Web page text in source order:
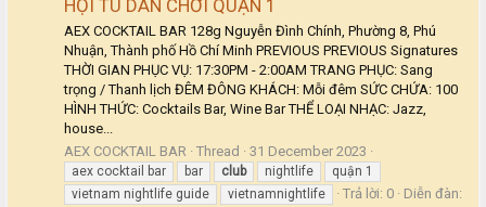
HỘI TU DÂN CHƠI QUẬN 1
AEX COCKTAIL BAR 128g Nguyễn Đình Chính, Phường 8, Phú
Nhuận, Thành phố Hồ Chí Minh PREVIOUS PREVIOUS Signatures
THỜI GIAN PHỤC VỤ: 17:30PM - 2:00AM TRANG PHỤC: Sang
trọng / Thanh lịch ĐÊM ĐÔNG KHÁCH: Mỗi đêm SỨC CHỨA: 100
HÌNH THỨC: Cocktails Bar, Wine Bar THỂ LOẠI NHẠC: Jazz,
house...
AEX COCKTAIL BAR
Thread 31 December 2023
aex cocktail bar bar club nightlife
quận 1
vietnam nightlife guide
vietnamnightlife Trả lời: 0
Diễn đàn: